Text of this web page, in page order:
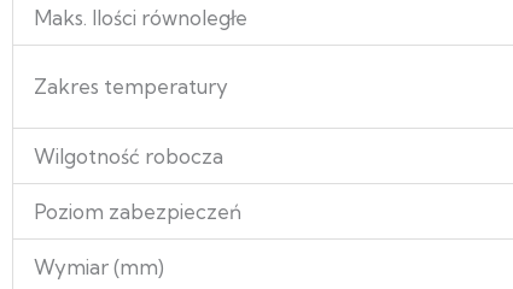
Maks. Ilości równoległe
Zakres temperatury
Wilgotność robocza
Poziom zabezpieczeń
Wymiar (mm)